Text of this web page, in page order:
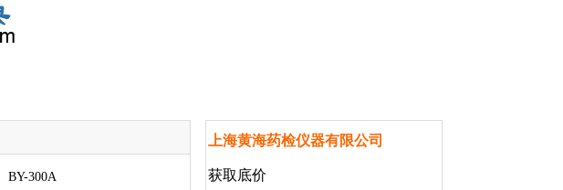
BY-300A
上海黄海药检仪器有限公司
获取底价